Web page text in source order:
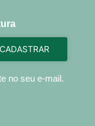
CADASTRAR
no seu e-mail.